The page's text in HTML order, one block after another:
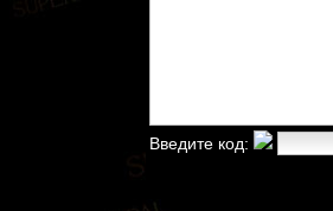
Введите код: